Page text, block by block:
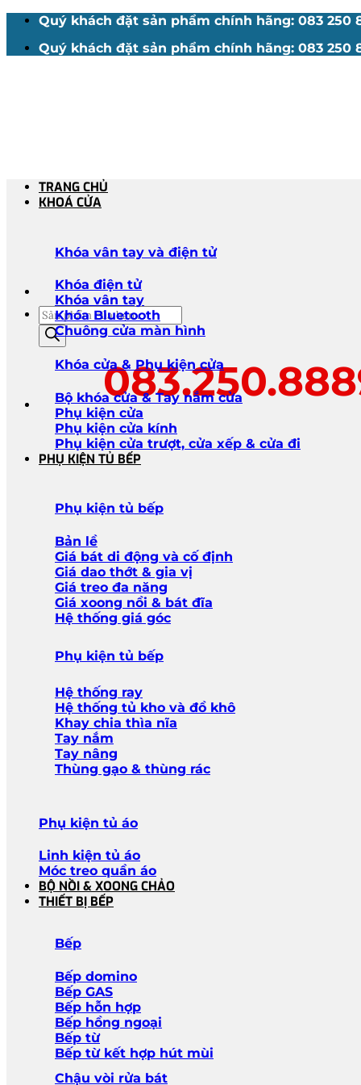
nội
Quý khách đặt sản phẩm chính hãng: 083 250
Quý khách đặt sản phẩm chính hãng: 083 250
Tìm
kiếm
sản
phẩm
TRANG CHỦ
KHOÁ CỬA
Khóa vân tay và điện tử
Khóa điện tử
Khóa vân tay
Khóa Bluetooth
Chuông cửa màn hình
Khóa cửa & Phụ kiện cửa
Bộ khóa cửa & Tay nắm cửa
Phụ kiện cửa
Phụ kiện cửa kính
Phụ kiện cửa trượt, cửa xếp & cửa đi
PHỤ KIỆN TỦ BẾP
Phụ kiện tủ bếp
Bản lề
Giá bát di động và cố định
Giá dao thớt & gia vị
Giá treo đa năng
Giá xoong nồi & bát đĩa
Hệ thống giá góc
Phụ kiện tủ bếp
Hệ thống ray
Hệ thống tủ kho và đồ khô
Khay chia thìa nĩa
Tay nắm
Tay nâng
Thùng gạo & thùng rác
Phụ kiện tủ áo
Linh kiện tủ áo
Móc treo quần áo
BỘ NỒI & XOONG CHẢO
THIẾT BỊ BẾP
Bếp
Bếp domino
Bếp GAS
Bếp hỗn hợp
Bếp hồng ngoại
Bếp từ
Bếp từ kết hợp hút mùi
Chậu vòi rửa bát